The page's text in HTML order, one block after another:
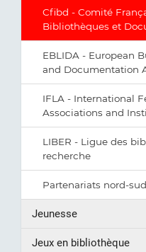
Cfibd - Comité
Bibliothèques et
EBLIDA - European
and Documentation
IFLA - International
Associations and
LIBER - Ligue des
recherche
Partenariats nord-
Jeunesse
Jeux en bibliothèque